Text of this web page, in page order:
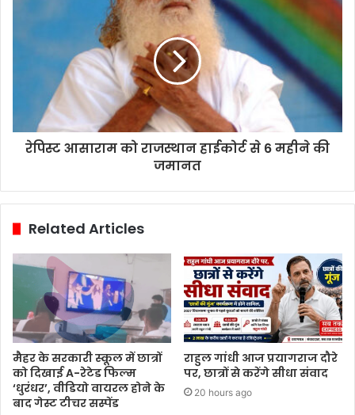
रेपिस्ट आसाराम को राजस्थान हाईकोर्ट से 6 महीने की
जमानत
Related Articles
मैहर के सरकारी स्कूल में छात्रों
को दिखाई A-रेटेड फिल्म
‘धुरंधर’, वीडियो वायरल होने के
बाद गेस्ट टीचर सस्पेंड
राहुल गांधी आज प्रयागराज दौरे
पर, छात्रों से करेंगे सीधा संवाद
20 hours ago